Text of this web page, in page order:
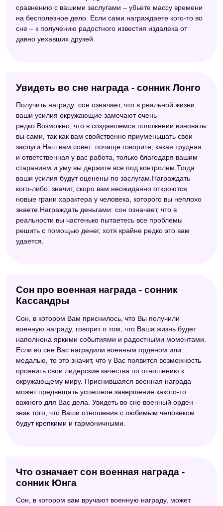
сравнению с вашими заслугами – убьете массу времени
на бесполезное дело. Если сами награждаете кого-то во
сне – к получению радостного известия издалека от
давно уехавших друзей.
Увидеть во сне награда - сонник Лонго
Получить награду: сон означает, что в реальной жизни
ваши усилия окружающие замечают очень
редко.Возможно, что в создавшемся положении виноваты
вы сами, так как вам свойственно приуменьшать свои
заслуги.Наш вам совет: почаще говорите, какая трудная
и ответственная у вас работа, только благодаря вашим
стараниям и уму вы держите все под контролем.Тогда
ваши усилия будут оценены по заслугам.Награждать
кого-либо: значит, скоро вам неожиданно откроются
новые грани характера у человека, которого вы неплохо
знаете.Награждать деньгами: сон означает, что в
реальности вы частенько пытаетесь все проблемы
решить с помощью денег, хотя крайне редко это вам
удается.
Сон про военная награда - сонник
Кассандры
Сон, в котором Вам приснилось, что Вы получили
военную награду, говорит о том, что Ваша жизнь будет
наполнена яркими событиями и радостными моментами.
Если во сне Вас наградили военным орденом или
медалью, то это значит, что у Вас появится возможность
проявить свои лидерские качества по отношению к
окружающему миру. Приснившаяся военная награда
может предвещать успешное завершение какого-то
важного для Вас дела. Увидеть во сне военный орден -
знак того, что Ваши отношения с любимым человеком
будут крепкими и гармоничными.
Что означает сон военная награда -
сонник Юнга
Сон, в котором вам вручают военную награду, может